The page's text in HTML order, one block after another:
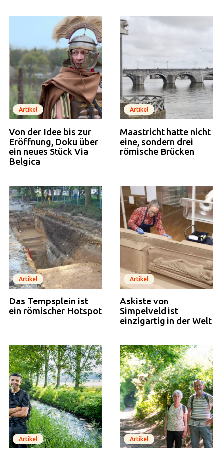
Artikel
Von der Idee bis zur
Eröffnung, Doku über
ein neues Stück Via
Belgica
Artikel
Maastricht hatte nicht
eine, sondern drei
römische Brücken
Artikel
Das Tempsplein ist
ein römischer Hotspot
Artikel
Askiste von
Simpelveld ist
einzigartig in der Welt
Artikel Artikel